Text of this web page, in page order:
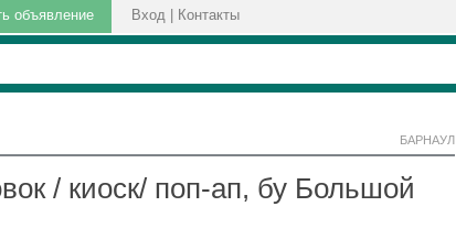
объявление Вход Контакты
БАРНАУЛ
/ киоск/ поп-ап, бу Большой